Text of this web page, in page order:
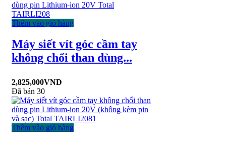
Thêm vào giỏ hàng
Máy siết vít góc cầm tay
không chổi than dùng...
2,825,000VND
Đã bán 30
Thêm vào giỏ hàng